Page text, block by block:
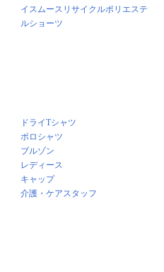
イスムースリサイクルポリエステ
ルショーツ
ドライTシャツ
ポロシャツ
ブルゾン
レディース
キャップ
介護・ケアスタッフ